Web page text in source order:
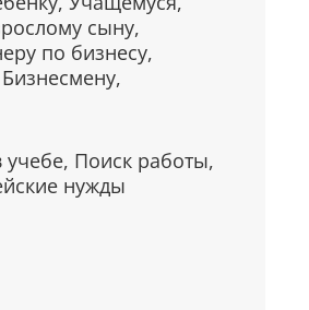
бед и невзгод.
истинный.
грехов.
прикладывается
сыну,
по бизнесу,
Поиск работы,
нужды